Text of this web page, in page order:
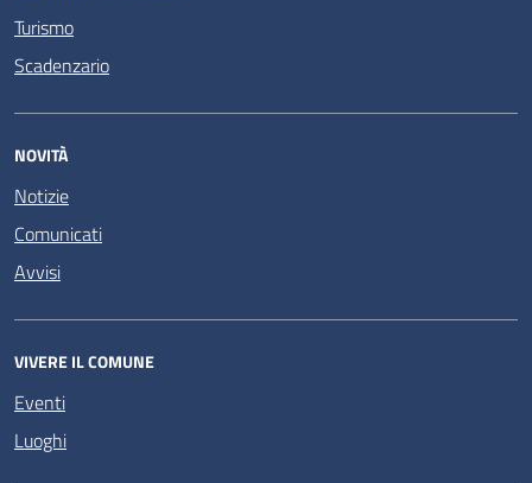
Turismo
Scadenzario
NOVITÀ
Notizie
Comunicati
Avvisi
VIVERE IL COMUNE
Eventi
Luoghi